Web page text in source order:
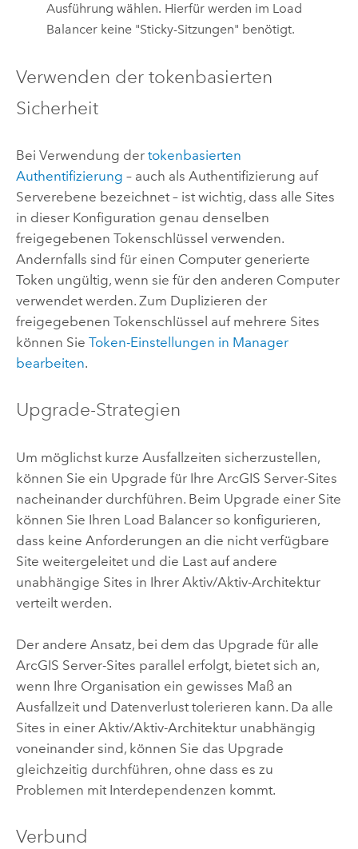
Ausführung wählen. Hierfür werden im Load
Balancer keine "Sticky-Sitzungen" benötigt.
Verwenden der tokenbasierten
Sicherheit
Bei Verwendung der tokenbasierten
Authentifizierung – auch als Authentifizierung auf
Serverebene bezeichnet – ist wichtig, dass alle Sites
in dieser Konfiguration genau denselben
freigegebenen Tokenschlüssel verwenden.
Andernfalls sind für einen Computer generierte
Token ungültig, wenn sie für den anderen Computer
verwendet werden. Zum Duplizieren der
freigegebenen Tokenschlüssel auf mehrere Sites
können Sie Token-Einstellungen in Manager
bearbeiten.
Upgrade-Strategien
Um möglichst kurze Ausfallzeiten sicherzustellen,
können Sie ein Upgrade für Ihre ArcGIS Server-Sites
nacheinander durchführen. Beim Upgrade einer Site
können Sie Ihren Load Balancer so konfigurieren,
dass keine Anforderungen an die nicht verfügbare
Site weitergeleitet und die Last auf andere
unabhängige Sites in Ihrer Aktiv/Aktiv-Architektur
verteilt werden.
Der andere Ansatz, bei dem das Upgrade für alle
ArcGIS Server-Sites parallel erfolgt, bietet sich an,
wenn Ihre Organisation ein gewisses Maß an
Ausfallzeit und Datenverlust tolerieren kann. Da alle
Sites in einer Aktiv/Aktiv-Architektur unabhängig
voneinander sind, können Sie das Upgrade
gleichzeitig durchführen, ohne dass es zu
Problemen mit Interdependenzen kommt.
Verbund